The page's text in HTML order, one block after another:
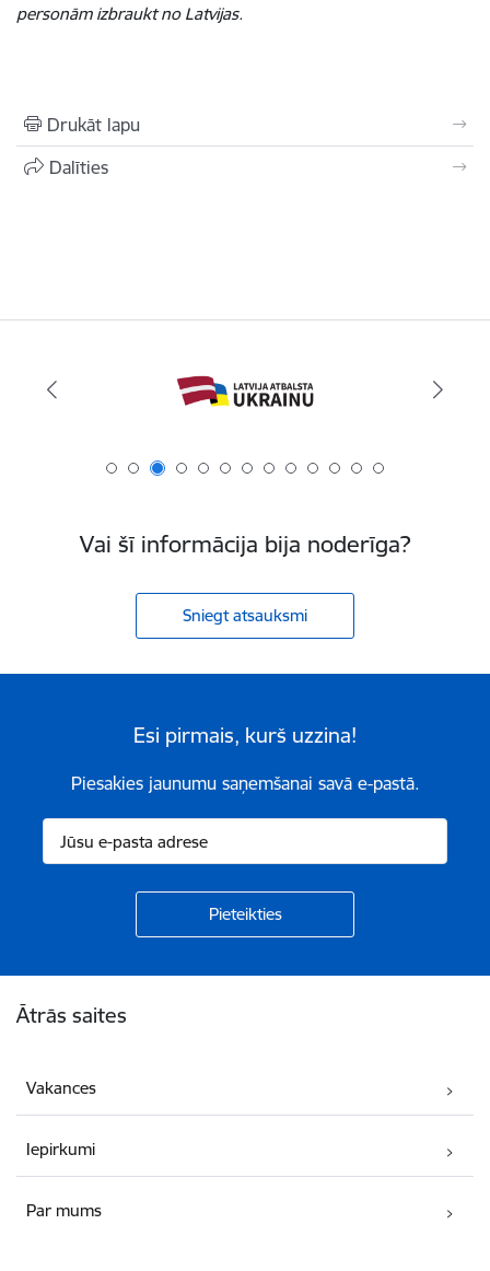
personām izbraukt no Latvijas.
Drukāt lapu
Dalīties
Vai šī informācija bija noderīga?
Sniegt atsauksmi
Esi pirmais, kurš uzzina!
Piesakies jaunumu saņemšanai savā e-pastā.
Ātrās saites
Vakances
Iepirkumi
Par mums